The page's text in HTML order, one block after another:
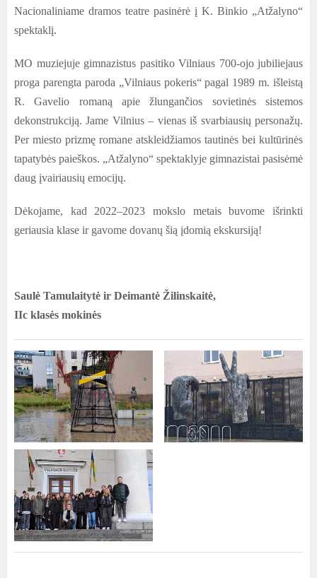
Nacionaliniame dramos teatre pasinėrė į K. Binkio „Atžalyno“
spektaklį.
MO muziejuje gimnazistus pasitiko Vilniaus 700-ojo jubiliejaus
proga parengta paroda „Vilniaus pokeris“ pagal 1989 m. išleistą
R. Gavelio romaną apie žlungančios sovietinės sistemos
dekonstrukciją. Jame Vilnius – vienas iš svarbiausių personažų.
Per miesto prizmę romane atskleidžiamos tautinės bei kultūrinės
tapatybės paieškos. „Atžalyno“ spektaklyje gimnazistai pasisėmė
daug įvairiausių emocijų.
Dėkojame, kad 2022–2023 mokslo metais buvome išrinkti
geriausia klase ir gavome dovanų šią įdomią ekskursiją!
Saulė Tamulaitytė ir Deimantė Žilinskaitė,
IIc klasės mokinės